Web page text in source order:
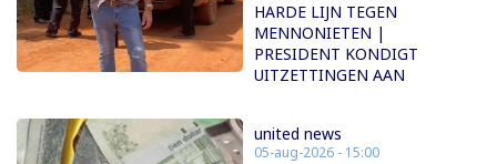
HARDE LIJN TEGEN
MENNONIETEN |
PRESIDENT KONDIGT
UITZETTINGEN AAN
united news
05-aug-2026 - 15:00